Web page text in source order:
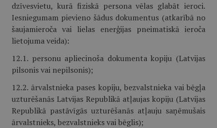
dzīvesvietu, kurā fiziskā persona vēlas glabāt ieroci.
Iesniegumam pievieno šādus dokumentus (atkarībā no
šaujamieroča vai lielas enerģijas pneimatiskā ieroča
lietojuma veida):
12.1. personu apliecinoša dokumenta kopiju (Latvijas
pilsonis vai nepilsonis);
12.2. ārvalstnieka pases kopiju, bezvalstnieka vai bēgļa
uzturēšanās Latvijas Republikā atļaujas kopiju (Latvijas
Republikā pastāvīgās uzturēšanās atļauju saņēmušais
ārvalstnieks, bezvalstnieks vai bēglis);